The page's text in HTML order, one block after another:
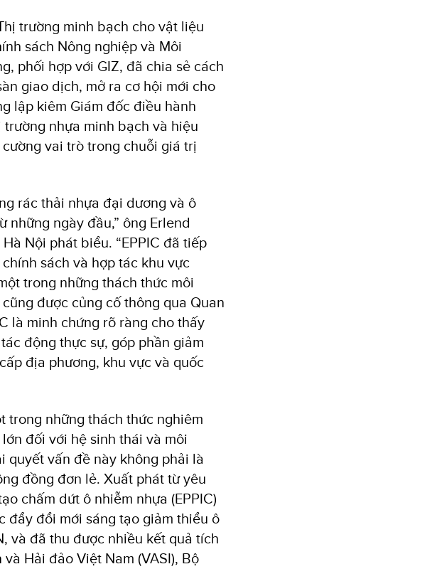
trường minh bạch cho vật liệu
sách Nông nghiệp và Môi
phối hợp với GIZ, đã chia sẻ cách
giao dịch, mở ra cơ hội mới cho
lập kiêm Giám đốc điều hành
nhựa minh bạch và hiệu
vai trò trong chuỗi giá trị
rác thải nhựa đại dương và ô
những ngày đầu,” ông Erlend
Nội phát biểu. “EPPIC đã tiếp
sách và hợp tác khu vực
trong những thách thức môi
được củng cố thông qua Quan
là minh chứng rõ ràng cho thấy
động thực sự, góp phần giảm
địa phương, khu vực và quốc
trong những thách thức nghiêm
đối với hệ sinh thái và môi
quyết vấn đề này không phải là
đồng đơn lẻ. Xuất phát từ yêu
chấm dứt ô nhiễm nhựa (EPPIC)
đẩy đổi mới sáng tạo giảm thiểu ô
và đã thu được nhiều kết quả tích
Hải đảo Việt Nam (VASI), Bộ